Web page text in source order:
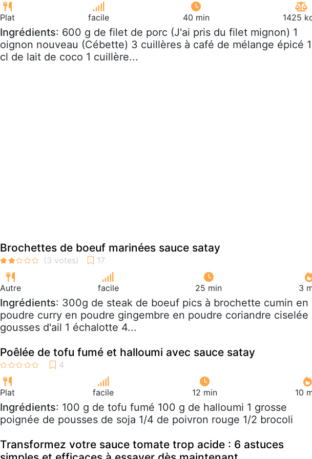
Plat facile 40 min 1425
Ingrédients: 600 g de filet de porc (J'ai pris du filet mignon) 1
oignon nouveau (Cébette) 3 cuillères à café de mélange épicé
cl de lait de coco 1 cuillère...
Brochettes de boeuf marinées sauce satay
Autre facile 25 min 3
Ingrédients: 300g de steak de boeuf pics à brochette cumin en
poudre curry en poudre gingembre en poudre coriandre ciselée
gousses d'ail 1 échalotte 4...
Poêlée de tofu fumé et halloumi avec sauce satay
Plat facile 12 min 10
Ingrédients: 100 g de tofu fumé 100 g de halloumi 1 grosse
poignée de pousses de soja 1/4 de poivron rouge 1/2 brocoli
Transformez votre sauce tomate trop acide : 6 astuces